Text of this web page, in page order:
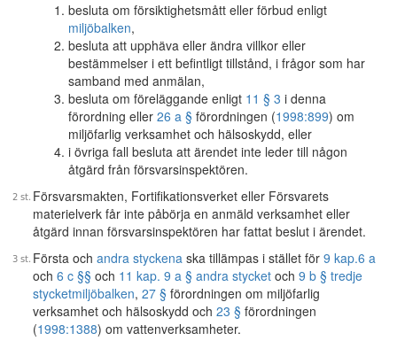
besluta om försiktighetsmått eller förbud enligt
miljöbalken,
besluta att upphäva eller ändra villkor eller
bestämmelser i ett befintligt tillstånd, i frågor som har
samband med anmälan,
besluta om föreläggande enligt 11 § 3 i denna
förordning eller 26 a § förordningen (1998:899) om
miljöfarlig verksamhet och hälsoskydd, eller
i övriga fall besluta att ärendet inte leder till någon
åtgärd från försvarsinspektören.
Försvarsmakten, Fortifikationsverket eller Försvarets
materielverk får inte påbörja en anmäld verksamhet eller
åtgärd innan försvarsinspektören har fattat beslut i ärendet.
Första och andra styckena ska tillämpas i stället för 9 kap.6 a
och 6 c §§ och 11 kap. 9 a § andra stycket och 9 b § tredje
stycketmiljöbalken, 27 § förordningen om miljöfarlig
verksamhet och hälsoskydd och 23 § förordningen
(1998:1388) om vattenverksamheter.